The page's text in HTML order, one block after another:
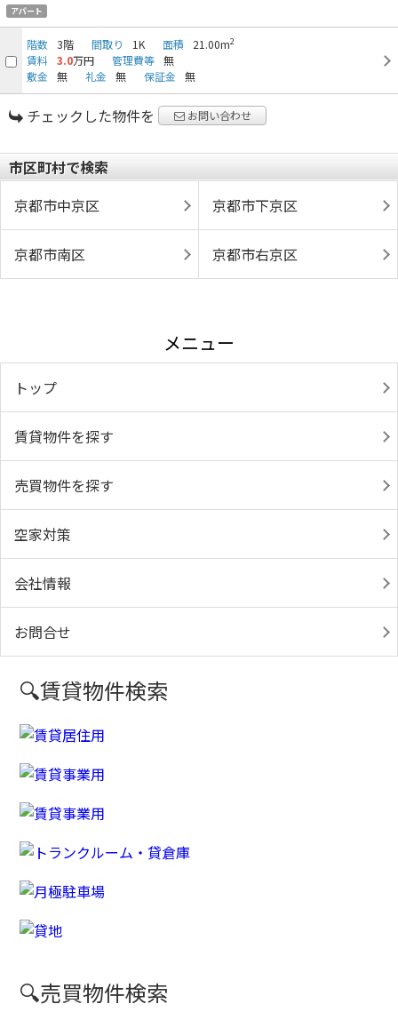
アパート
階数 3階 間取り 1K 面積 21.00m2
賃料 3.0万円 管理費等 無
敷金
無 礼金 無 保証金 無
チェックした物件を お問い合わせ
市区町村で検索
京都市中京区
京都市下京区
京都市南区 京都市右京区
メニュー
トップ
賃貸物件を探す
売買物件を探す
空家対策
会社情報
お問合せ
🔍賃貸物件検索
🔍売買物件検索